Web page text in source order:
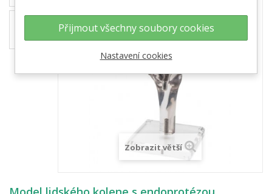
Zobrazit větší
Přijmout všechny soubory cookies
Nastavení cookies